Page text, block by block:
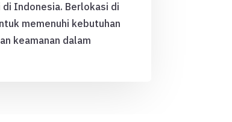
Indonesia. Berlokasi di
memenuhi kebutuhan
keamanan dalam